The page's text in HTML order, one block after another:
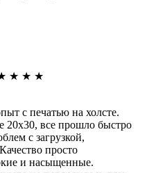
★ ★ ★
с печатью на холсте.
20х30, все прошло быстро
с загрузкой,
просто
и насыщенные.